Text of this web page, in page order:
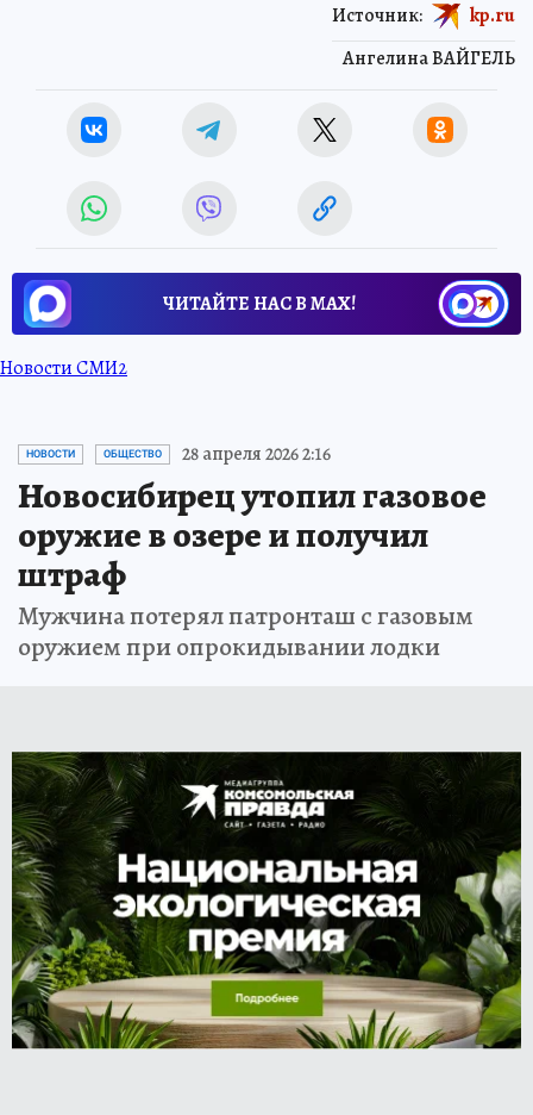
Ангелина ВАЙГЕЛЬ
Источник: kp.ru
ЧИТАЙТЕ НАС В МАХ!
Новости СМИ2
НОВОСТИ ОБЩЕСТВО 28 апреля 2026 2:16
Новосибирец утопил газовое
оружие в озере и получил
штраф
Мужчина потерял патронташ с газовым
оружием при опрокидывании лодки